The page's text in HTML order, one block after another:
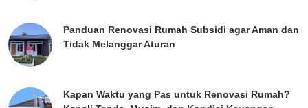
Panduan Renovasi Rumah Subsidi agar Aman dan
Tidak Melanggar Aturan
Kapan Waktu yang Pas untuk Renovasi Rumah?